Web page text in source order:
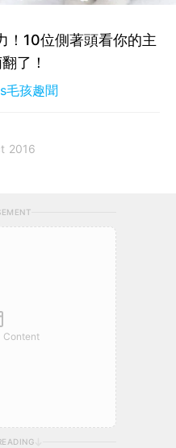
！10位側著頭看你的主
了！
毛孩趣聞
2016
Content